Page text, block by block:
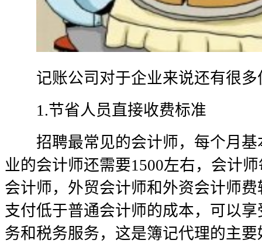
记账公司对于企业来说还有很多
1.节省人员直接收费标准
招聘最常见的会计师，每个月基
业的会计师还需要1500左右，会计
会计师，外贸会计师和外资会计师
支付低于普通会计师的成本，可以
务和税务服务，这是簿记代理的主